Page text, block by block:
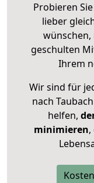
Probieren
lieber
wünschen,
geschulten
Ihrem
Wir sind für
nach
helfen,
minimieren